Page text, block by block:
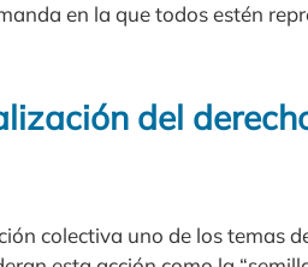
en la que todos estén
del
colectiva uno de los temas